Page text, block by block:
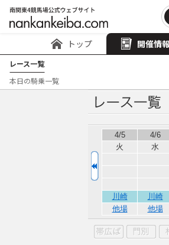
トップ 開催情
レース一覧
本日の騎乗一覧
4/5 4/6
火
水
川崎 川崎
他場
他場